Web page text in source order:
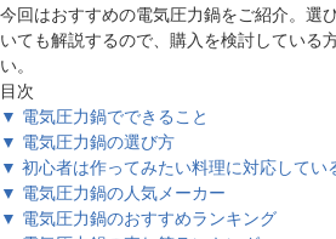
今回はおすすめの電気圧力鍋をご紹介。選
いても解説するので、購入を検討している
い。
目次
▼ 電気圧力鍋でできること
▼ 電気圧力鍋の選び方
▼ 初心者は作ってみたい料理に対応してい
▼ 電気圧力鍋の人気メーカー
▼ 電気圧力鍋のおすすめランキング